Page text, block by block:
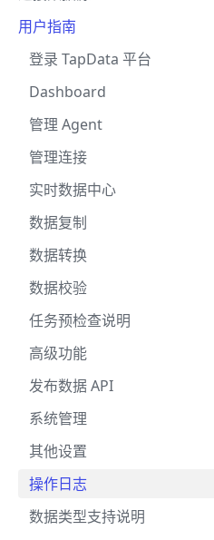
用户指南
登录 TapData 平台
Dashboard
管理 Agent
管理连接
实时数据中心
数据复制
数据转换
数据校验
任务预检查说明
高级功能
发布数据 API
系统管理
其他设置
操作日志
数据类型支持说明